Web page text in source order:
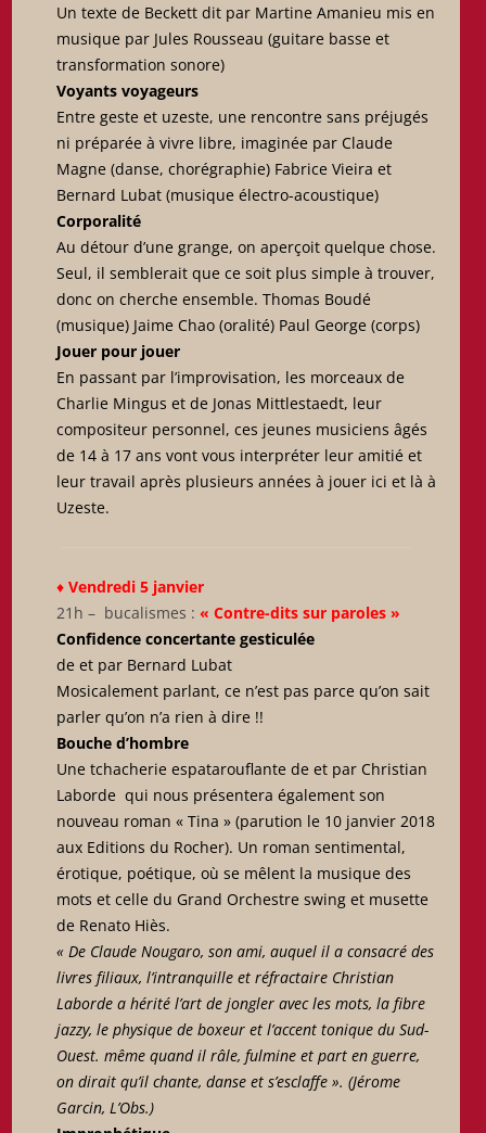
Un texte de Beckett dit par Martine Amanieu mis en
musique par Jules Rousseau (guitare basse et
transformation sonore)
Voyants voyageurs
Entre geste et uzeste, une rencontre sans préjugés
ni préparée à vivre libre, imaginée par Claude
Magne (danse, chorégraphie) Fabrice Vieira et
Bernard Lubat (musique électro-acoustique)
Corporalité
Au détour d’une grange, on aperçoit quelque chose.
Seul, il semblerait que ce soit plus simple à trouver,
donc on cherche ensemble. Thomas Boudé
(musique) Jaime Chao (oralité) Paul George (corps)
Jouer pour jouer
En passant par l’improvisation, les morceaux de
Charlie Mingus et de Jonas Mittlestaedt, leur
compositeur personnel, ces jeunes musiciens âgés
de 14 à 17 ans vont vous interpréter leur amitié et
leur travail après plusieurs années à jouer ici et là à
Uzeste.
♦ Vendredi 5 janvier
21h – bucalismes : « Contre-dits sur paroles »
Confidence concertante gesticulée
de et par Bernard Lubat
Mosicalement parlant, ce n’est pas parce qu’on sait
parler qu’on n’a rien à dire !!
Bouche d’hombre
Une tchacherie espatarouflante de et par Christian
Laborde qui nous présentera également son
nouveau roman « Tina » (parution le 10 janvier 2018
aux Editions du Rocher). Un roman sentimental,
érotique, poétique, où se mêlent la musique des
mots et celle du Grand Orchestre swing et musette
de Renato Hiès.
« De Claude Nougaro, son ami, auquel il a consacré des
livres filiaux, l’intranquille et réfractaire Christian
Laborde a hérité l’art de jongler avec les mots, la fibre
jazzy, le physique de boxeur et l’accent tonique du Sud-
Ouest. même quand il râle, fulmine et part en guerre,
on dirait qu’il chante, danse et s’esclaffe ». (Jérome
Garcin, L’Obs.)